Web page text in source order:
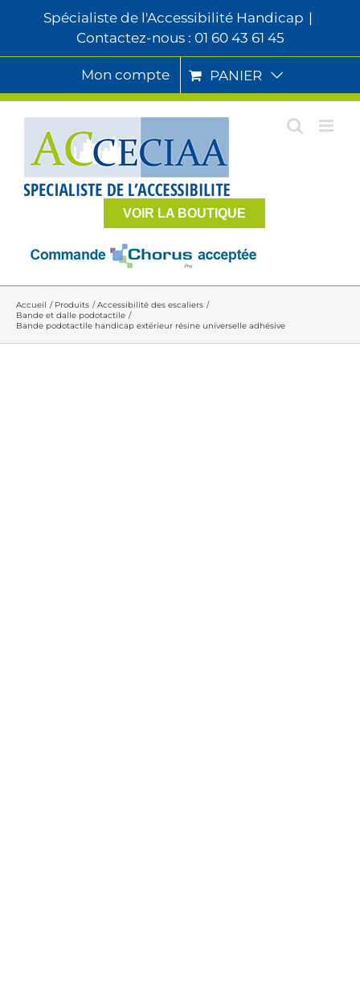
Spécialiste de l'Accessibilité Handicap |
Contactez-nous : 01 60 43 61 45
Mon compte PANIER
VOIR LA BOUTIQUE
Accueil Produits
Accessibilité des escaliers
Bande et dalle podotactile
Bande podotactile handicap extérieur résine universelle adhésive